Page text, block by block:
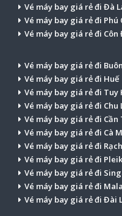
Vé máy bay giá rẻ đi Đà
Vé máy bay giá rẻ đi Phú
Vé máy bay giá rẻ đi Côn
Vé máy bay giá rẻ đi
Vé máy bay giá rẻ đi Huế
Vé máy bay giá rẻ đi Tuy
Vé máy bay giá rẻ đi Chu
Vé máy bay giá rẻ đi Cần
Vé máy bay giá rẻ đi Cà
Vé máy bay giá rẻ đi
Vé máy bay giá rẻ đi
Vé máy bay giá rẻ đi
Vé máy bay giá rẻ đi
Vé máy bay giá rẻ đi Đài